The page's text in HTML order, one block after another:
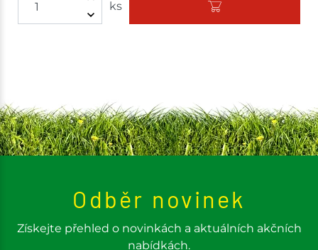
ks
Odběr novinek
Získejte přehled o novinkách a aktuálních akčních
nabídkách.